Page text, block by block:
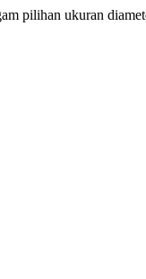
pilihan ukuran